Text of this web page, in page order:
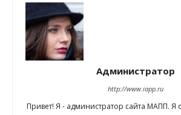
Администратор
http://www.iapp.ru
Привет! Я - администратор сайта МАПП. Я